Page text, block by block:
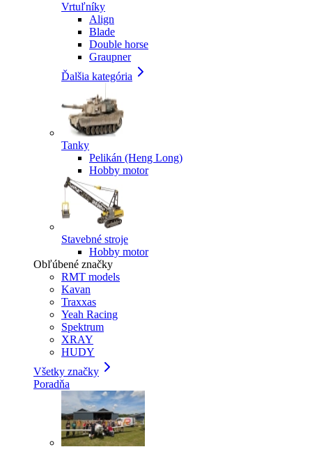
Vrtuľníky
Align
Blade
Double horse
Graupner
Ďalšia kategória
Tanky
Pelikán (Heng Long)
Hobby motor
Stavebné stroje
Hobby motor
Obľúbené značky
RMT models
Kavan
Traxxas
Yeah Racing
Spektrum
XRAY
HUDY
Všetky značky
Poradňa